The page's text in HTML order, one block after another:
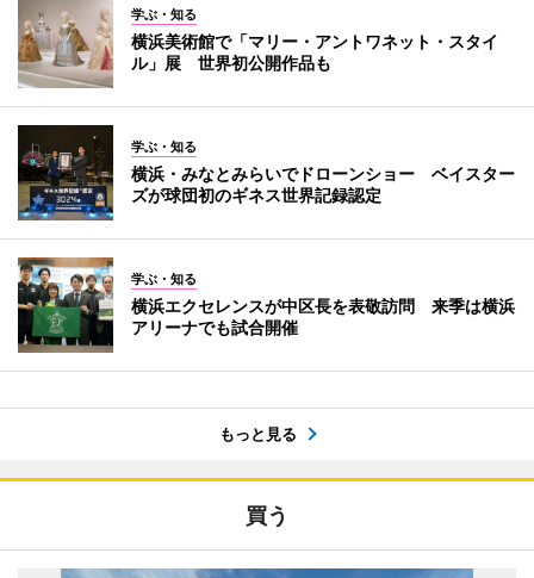
学ぶ・知る
横浜美術館で「マリー・アントワネット・スタイ
ル」展 世界初公開作品も
学ぶ・知る
横浜・みなとみらいでドローンショー ベイスター
ズが球団初のギネス世界記録認定
学ぶ・知る
横浜エクセレンスが中区長を表敬訪問 来季は横浜
アリーナでも試合開催
もっと見る
買う